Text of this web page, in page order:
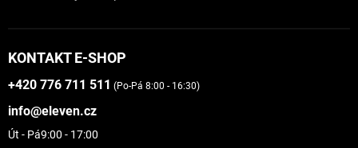
KONTAKT E-SHOP
+420 776 711 511 (Po-Pá 8:00 - 16:30)
info@eleven.cz
Út - Pá9:00 - 17:00